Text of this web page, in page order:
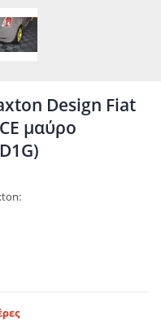
Design Fiat
μαύρο